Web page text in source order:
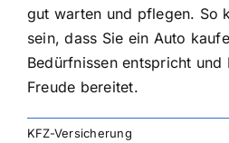
gut warten und pflegen. So
sein, dass Sie ein Auto
Bedürfnissen entspricht und
Freude bereitet.
KFZ-Versicherung